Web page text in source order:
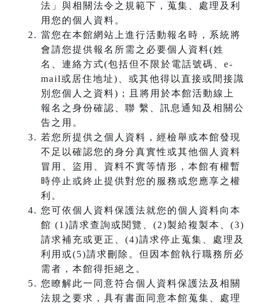
法」與相關法令之規範下，蒐集、處理及利
用您的個人資料。
當您在本館網站上進行活動報名時，系統將
會請您提供報名所需之必要個人資料(姓
名、連絡方式(包括但不限於電話號碼、e-
mail或居住地址)、或其他得以直接或間接識
別您個人之資料)；且將用於本館活動線上
報名之身份確認、聯 繫、訊息通知及相關公
告之用。
若您所提供之個人資料，經檢舉或本館發現
不足以確認您的身分真實性或其他個人資料
冒用、盜用、資料不實等情形，本館有權暫
時停止或終止提供對您的服務或您應享之權
利。
您可依個人資料保護法就您的個人資料向本
館 (1)請求查詢或閱覽、(2)製給複製本、(3)
請求補充或更正、(4)請求停止蒐集、處理及
利用或(5)請求刪除。但因本館執行職務所必
需者，本館得拒絕之。
您瞭解此一同意符合個人資料保護法及相關
法規之要求，具有書面同意本館蒐集、處理